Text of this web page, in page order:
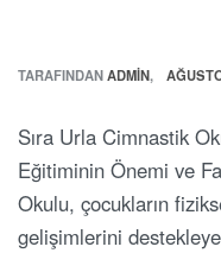
TARAFINDANADMIN
Sıra Urla Cimnastik
Eğitiminin Önemi ve
Okulu, çocukların
gelişimlerini